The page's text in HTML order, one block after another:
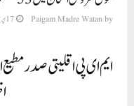
by
Paigam Madre Watan 17 اپریل 2024
ایم ای پی اقلیتی صدر مطیع